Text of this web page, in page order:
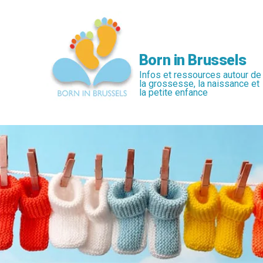
Born in Brussels
Infos et ressources autour de
la grossesse, la naissance et
la petite enfance